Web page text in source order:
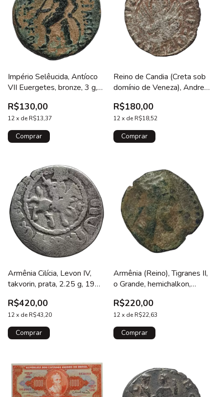
Império Selêucida, Antíoco
VII Euergetes, bronze, 3 g,
cabeça de leão / clava,
cunhada em Antioquia (Síria),
N# 427277
R$130,00
12x de R$13,37
Reino de Candia (Creta sob
domínio de Veneza), Andrea
baixa, 18 mm, 0.7 g, 1368 a
1382, N#114237
R$180,00
12x de R$18,52
Armênia Cilícia, Levon IV,
takvorin, prata, 2.25 g, 19
1342 d.C.
R$420,00
12x de R$43,20
Armênia (Reino), Tigranes II,
o Grande, hemichalkon,
68 aC, N#376015
R$220,00
12x de R$22,63